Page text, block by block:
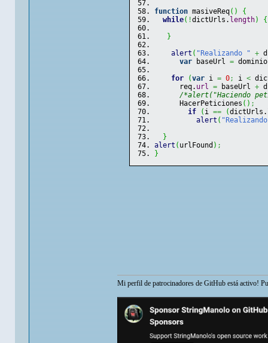
function masiveReq( )
{
while( !dictUrls. length)
{
}
alert ( "Realizando " +
var baseUrl =
for
(var i = 0; i <
req. url = baseUrl +
/*alert("Haciendo
HacerPeticiones ( ) ;
if
( i == (dictUrls.
alert (
}
alert ( urlFound ) ;
}
Mi perfil de patrocinadores de GitHub está activo!